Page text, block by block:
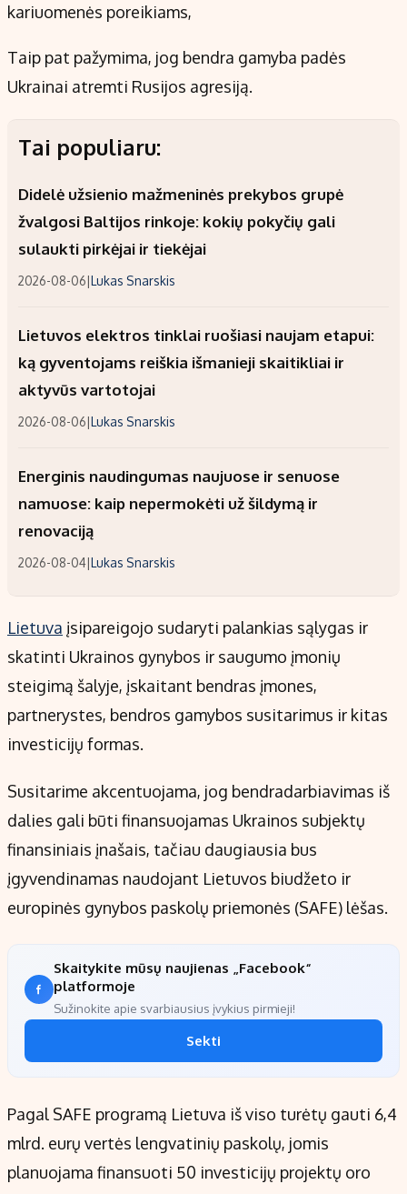
kariuomenės poreikiams,
Taip pat pažymima, jog bendra gamyba padės
Ukrainai atremti Rusijos agresiją.
Tai populiaru:
Didelė užsienio mažmeninės prekybos grupė
žvalgosi Baltijos rinkoje: kokių pokyčių gali
sulaukti pirkėjai ir tiekėjai
2026-08-06|Lukas Snarskis
Lietuvos elektros tinklai ruošiasi naujam etapui:
ką gyventojams reiškia išmanieji skaitikliai ir
aktyvūs vartotojai
2026-08-06|Lukas Snarskis
Energinis naudingumas naujuose ir senuose
namuose: kaip nepermokėti už šildymą ir
renovaciją
2026-08-04|Lukas Snarskis
Lietuva įsipareigojo sudaryti palankias sąlygas ir
skatinti Ukrainos gynybos ir saugumo įmonių
steigimą šalyje, įskaitant bendras įmones,
partnerystes, bendros gamybos susitarimus ir kitas
investicijų formas.
Susitarime akcentuojama, jog bendradarbiavimas iš
dalies gali būti finansuojamas Ukrainos subjektų
finansiniais įnašais, tačiau daugiausia bus
įgyvendinamas naudojant Lietuvos biudžeto ir
europinės gynybos paskolų priemonės (SAFE) lėšas.
Skaitykite mūsų naujienas „Facebook“
platformoje
Sužinokite apie svarbiausius įvykius pirmieji!
Sekti
Pagal SAFE programą Lietuva iš viso turėtų gauti 6,4
mlrd. eurų vertės lengvatinių paskolų, jomis
planuojama finansuoti 50 investicijų projektų oro